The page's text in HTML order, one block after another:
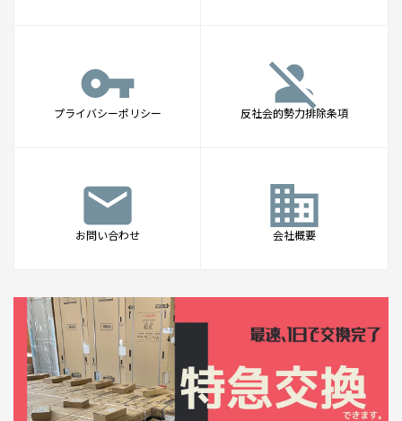
vpn_key
プライバシーポリシー
person_off
反社会的勢力排除条項
mail
お問い合わせ
business
会社概要